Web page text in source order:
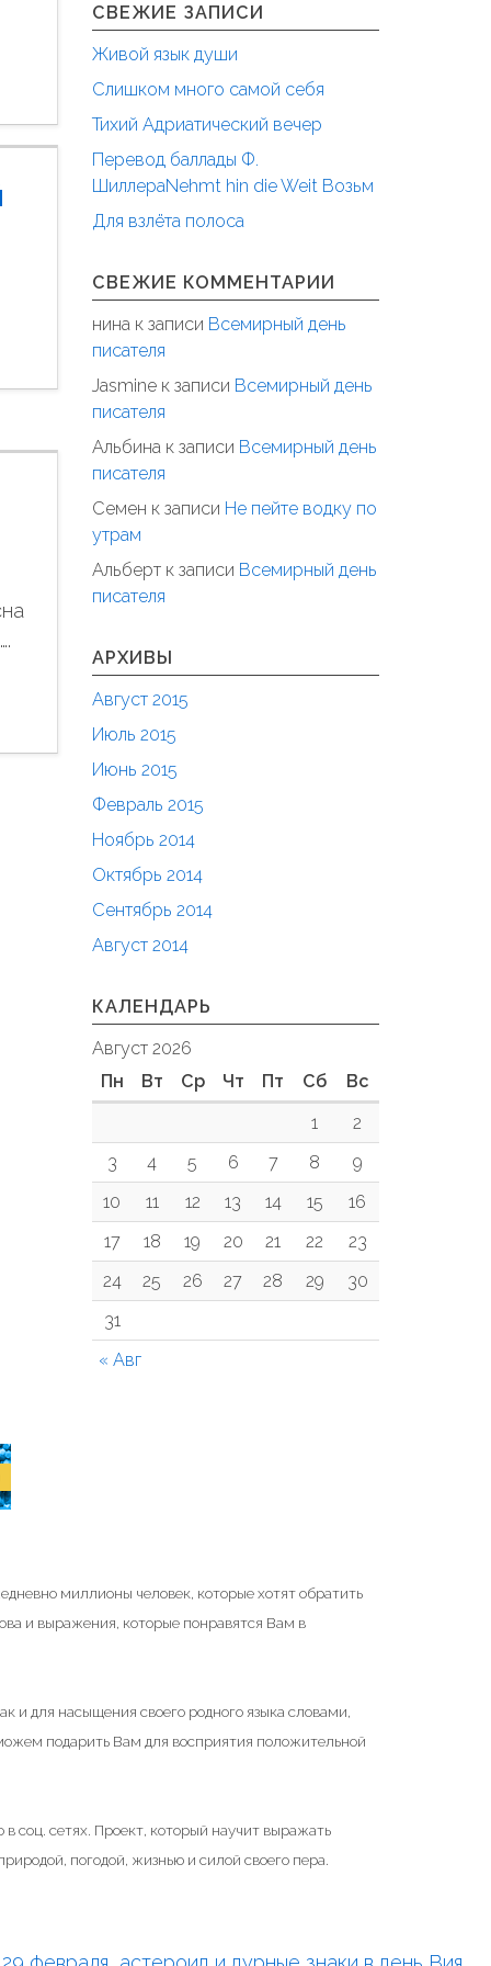
СВЕЖИЕ ЗАПИСИ
Живой язык души
Слишком много самой себя
Тихий Адриатический вечер
Перевод баллады Ф.
ШиллераNehmt hin die Weit Возьм
Для взлёта полоса
СВЕЖИЕ КОММЕНТАРИИ
нина к записи Всемирный день
писателя
Jasmineк записи Всемирный день
писателя
Альбинак записи Всемирный день
писателя
Семен к записи Не пейте водку по
утрам
Альбертк записи Всемирный день
писателя
АРХИВЫ
Август 2015
Июль 2015
Июнь 2015
Февраль 2015
Ноябрь 2014
Октябрь 2014
Сентябрь 2014
Август 2014
КАЛЕНДАРЬ
Август 2026
Пн
Вт Ср Чт Пт Сб Вс
« Авг
1
2
3
4 5 6 7 8
9
10
11 12 13 14 15
16
17
18 19 20 21 22
23
24
25 26 27 28 29
30
31
миллионы человек, которые хотят обратить
и выражения, которые понравятся Вам в
и для насыщения своего родного языка словами,
подарить Вам для восприятия положительной
соц. сетях. Проект, который научит выражать
погодой, жизнью и силой своего пера.